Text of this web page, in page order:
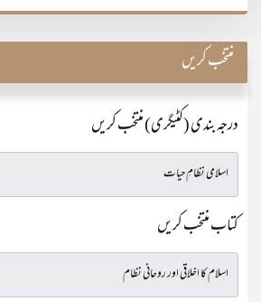
منتخب کریں
درجہ بندی (کٹیگری) منتخب کریں
کتاب منتخب کریں